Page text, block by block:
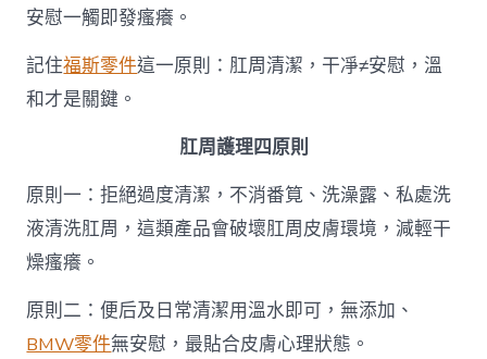
安慰一觸即發瘙癢。
記住福斯零件這一原則：肛周清潔，干凈≠安慰，溫
和才是關鍵。
肛周護理四原則
原則一：拒絕過度清潔，不消番筧、洗澡露、私處洗
液清洗肛周，這類產品會破壞肛周皮膚環境，減輕干
燥瘙癢。
原則二：便后及日常清潔用溫水即可，無添加、
BMW零件無安慰，最貼合皮膚心理狀態。